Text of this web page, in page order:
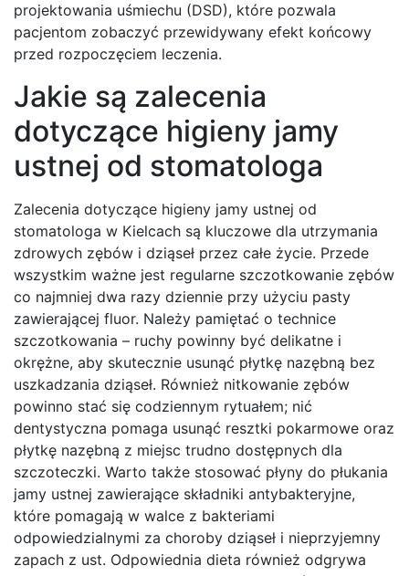
projektowania uśmiechu (DSD), które pozwala
pacjentom zobaczyć przewidywany efekt końcowy
przed rozpoczęciem leczenia.
Jakie są zalecenia
dotyczące higieny jamy
ustnej od stomatologa
Zalecenia dotyczące higieny jamy ustnej od
stomatologa w Kielcach są kluczowe dla utrzymania
zdrowych zębów i dziąseł przez całe życie. Przede
wszystkim ważne jest regularne szczotkowanie zębów
co najmniej dwa razy dziennie przy użyciu pasty
zawierającej fluor. Należy pamiętać o technice
szczotkowania – ruchy powinny być delikatne i
okrężne, aby skutecznie usunąć płytkę nazębną bez
uszkadzania dziąseł. Również nitkowanie zębów
powinno stać się codziennym rytuałem; nić
dentystyczna pomaga usunąć resztki pokarmowe oraz
płytkę nazębną z miejsc trudno dostępnych dla
szczoteczki. Warto także stosować płyny do płukania
jamy ustnej zawierające składniki antybakteryjne,
które pomagają w walce z bakteriami
odpowiedzialnymi za choroby dziąseł i nieprzyjemny
zapach z ust. Odpowiednia dieta również odgrywa